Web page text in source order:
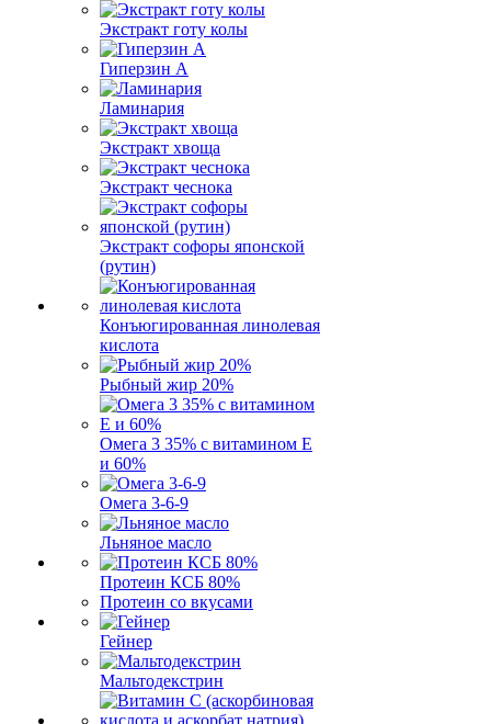
Экстракт готу колы
Гиперзин А
Ламинария
Экстракт хвоща
Экстракт чеснока
Экстракт софоры японской
(рутин)
Конъюгированная линолевая
кислота
Рыбный жир 20%
Омега 3 35% с витамином Е
и 60%
Омега 3-6-9
Льняное масло
Протеин КСБ 80%
Протеин со вкусами
Гейнер
Мальтодекстрин